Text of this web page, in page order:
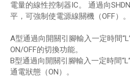
電量的線性控制器IC。 通過向
平，可強制使電源線關機（OFF）。
A型通過向開關引腳輸入一定時間
ON/OFF的切換功能。
B型通過向開關引腳輸入一定時間
通電狀態（ON）。